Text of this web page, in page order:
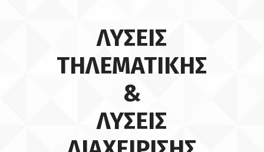
ΛΥΣΕΙΣ
ΤΗΛΕΜΑΤΙΚΗΣ
&
ΛΥΣΕΙΣ